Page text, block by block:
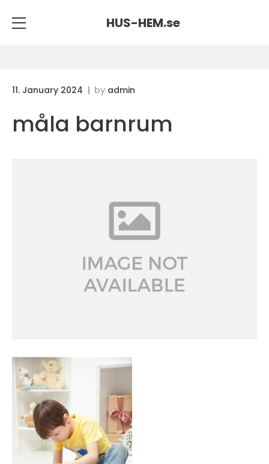
HUS-HEM.se
11. January 2024 by admin
måla barnrum